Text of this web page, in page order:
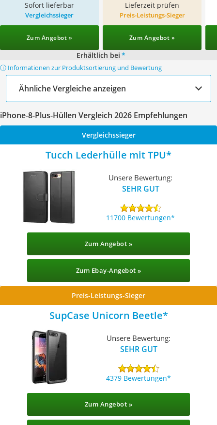
Sofort lieferbar Lieferzeit prüfen
Vergleichssieger
Zum Angebot »
Preis-Leistungs-Sieger
Zum Angebot »
Erhältlich bei *
ⓘ Informationen zur Produktsortierung und Bewertung
Ähnliche Vergleiche anzeigen
iPhone-8-Plus-Hüllen Vergleich 2026 Empfehlungen
Vergleichssieger
Tucch Lederhülle mit TPU
Unsere Bewertung:
SEHR GUT
11700 Bewertungen
Zum Angebot »
Zum Ebay-Angebot »
Preis-Leistungs-Sieger
SupCase Unicorn Beetle
Unsere Bewertung:
SEHR GUT
4379 Bewertungen
Zum Angebot »